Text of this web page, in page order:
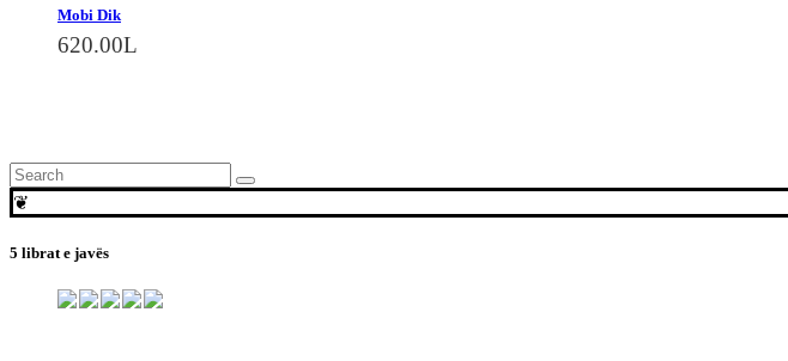
Mobi Dik
620.00L
Search
for:
❦
5 librat e javës